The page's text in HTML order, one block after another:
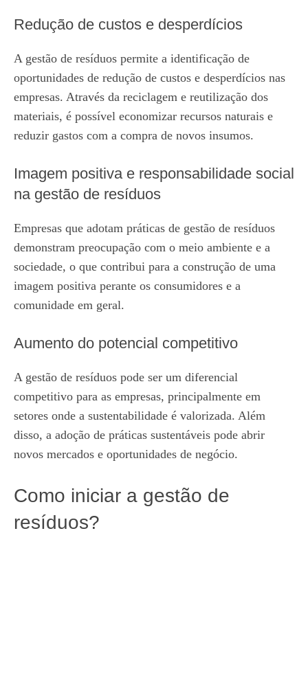
Redução de custos e desperdícios
A gestão de resíduos permite a identificação de
oportunidades de redução de custos e desperdícios nas
empresas. Através da reciclagem e reutilização dos
materiais, é possível economizar recursos naturais e
reduzir gastos com a compra de novos insumos.
Imagem positiva e responsabilidade social
na gestão de resíduos
Empresas que adotam práticas de gestão de resíduos
demonstram preocupação com o meio ambiente e a
sociedade, o que contribui para a construção de uma
imagem positiva perante os consumidores e a
comunidade em geral.
Aumento do potencial competitivo
A gestão de resíduos pode ser um diferencial
competitivo para as empresas, principalmente em
setores onde a sustentabilidade é valorizada. Além
disso, a adoção de práticas sustentáveis pode abrir
novos mercados e oportunidades de negócio.
Como iniciar a gestão de
resíduos?